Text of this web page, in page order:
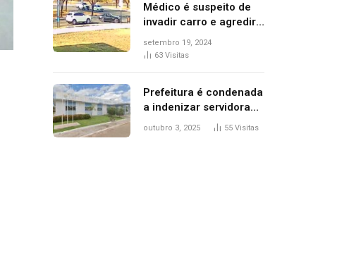
Médico é suspeito de
invadir carro e agredir
delegado aposentado
durante confusão no
setembro 19, 2024
63 Visitas
Prefeitura é condenada
a indenizar servidora
temporária demitida
outubro 3, 2025 55 Visitas